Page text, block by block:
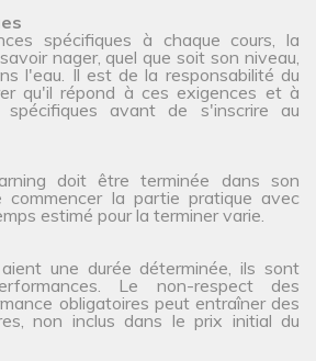
spécifiques à chaque cours, la
nager, quel que soit son niveau,
l'eau. Il est de la responsabilité du
qu'il répond à ces exigences et à
spécifiques avant de s'inscrire au
doit être terminée dans son
la partie pratique avec
estimé pour la terminer varie.
une durée déterminée, ils sont
Le non-respect des
obligatoires peut entraîner des
non inclus dans le prix initial du